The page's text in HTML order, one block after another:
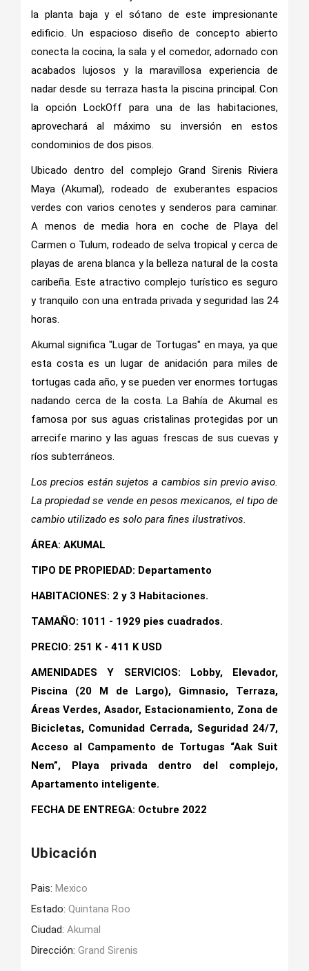
la planta baja y el sótano de este impresionante
edificio. Un espacioso diseño de concepto abierto
conecta la cocina, la sala y el comedor, adornado con
acabados lujosos y la maravillosa experiencia de
nadar desde su terraza hasta la piscina principal. Con
la opción LockOff para una de las habitaciones,
aprovechará al máximo su inversión en estos
condominios de dos pisos.
Ubicado dentro del complejo Grand Sirenis Riviera
Maya (Akumal), rodeado de exuberantes espacios
verdes con varios cenotes y senderos para caminar.
A menos de media hora en coche de Playa del
Carmen o Tulum, rodeado de selva tropical y cerca de
playas de arena blanca y la belleza natural de la costa
caribeña. Este atractivo complejo turístico es seguro
y tranquilo con una entrada privada y seguridad las 24
horas.
Akumal significa "Lugar de Tortugas" en maya, ya que
esta costa es un lugar de anidación para miles de
tortugas cada año, y se pueden ver enormes tortugas
nadando cerca de la costa. La Bahía de Akumal es
famosa por sus aguas cristalinas protegidas por un
arrecife marino y las aguas frescas de sus cuevas y
ríos subterráneos.
Los precios están sujetos a cambios sin previo aviso.
La propiedad se vende en pesos mexicanos, el tipo de
cambio utilizado es solo para fines ilustrativos.
ÁREA: AKUMAL
TIPO DE PROPIEDAD: Departamento
HABITACIONES: 2 y 3 Habitaciones.
TAMAÑO: 1011 - 1929 pies cuadrados.
PRECIO: 251 K - 411 K USD
AMENIDADES Y SERVICIOS: Lobby, Elevador,
Piscina (20 M de Largo), Gimnasio, Terraza,
Áreas Verdes, Asador, Estacionamiento, Zona de
Bicicletas, Comunidad Cerrada, Seguridad 24/7,
Acceso al Campamento de Tortugas “Aak Suit
Nem”, Playa privada dentro del complejo,
Apartamento inteligente.
FECHA DE ENTREGA: Octubre 2022
Ubicación
Pais: Mexico
Estado: Quintana Roo
Ciudad: Akumal
Dirección: Grand Sirenis